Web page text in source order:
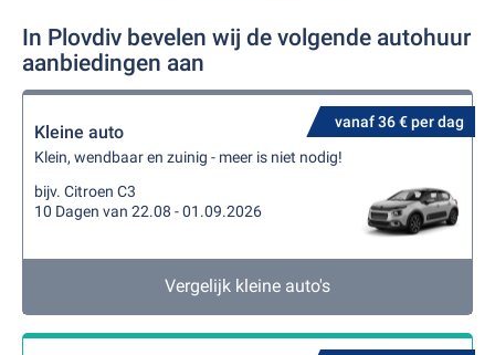
In Plovdiv bevelen wij de volgende autohuur
aanbiedingen aan
vanaf 36 € per dag
Kleine auto
Klein, wendbaar en zuinig - meer is niet nodig!
bijv. Citroen C3
10 Dagen van 22.08 - 01.09.2026
Vergelijk kleine auto's